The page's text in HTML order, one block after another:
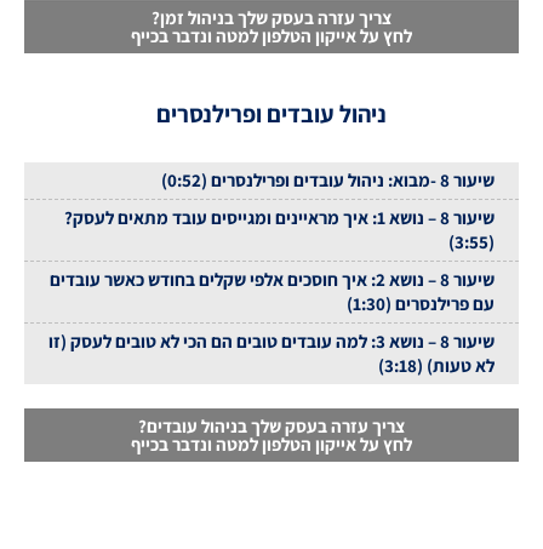
צריך עזרה בעסק שלך בניהול זמן?
לחץ על אייקון הטלפון למטה ונדבר בכייף
ניהול עובדים ופרילנסרים
שיעור 8 -מבוא: ניהול עובדים ופרילנסרים (0:52)
שיעור 8 – נושא 1: איך מראיינים ומגייסים עובד מתאים לעסק?
(3:55)
שיעור 8 – נושא 2: איך חוסכים אלפי שקלים בחודש כאשר עובדים
עם פרילנסרים (1:30)
שיעור 8 – נושא 3: למה עובדים טובים הם הכי לא טובים לעסק (זו
לא טעות) (3:18)
צריך עזרה בעסק שלך בניהול עובדים?
לחץ על אייקון הטלפון למטה ונדבר בכייף